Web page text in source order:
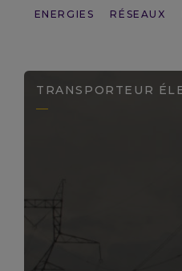
ENERGIES RÉSEAUX
TRANSPORTEUR